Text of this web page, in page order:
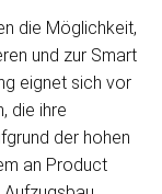
die Möglichkeit,
und zur Smart
eignet sich vor
die ihre
der hohen
an Product